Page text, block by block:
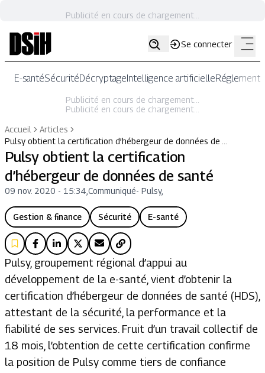
Publicité en cours de chargement...
Se connecter
E-santéSécuritéDécryptageIntelligence artificielle
Publicité en cours de chargement...
Publicité en cours de chargement...
Accueil
Articles
Pulsy obtient la certification d’hébergeur de données de …
Pulsy obtient la certification
d’hébergeur de données de santé
09 nov. 2020 - 15:34 Communiqué- Pulsy,
Gestion & finance Sécurité E-santé
Pulsy, groupement régional d’appui au
développement de la e-santé, vient d’obtenir la
certification d’hébergeur de données de santé (HDS),
attestant de la sécurité, la performance et la
fiabilité de ses services. Fruit d’un travail collectif de
18 mois, l’obtention de cette certification confirme
la position de Pulsy comme tiers de confiance